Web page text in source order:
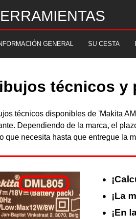
GENERAL SU CESTA
técnicos y
técnicos disponibles de 'Makita
Dependiendo de la marca, el
que necesita hasta que entregue la
¡La
¡En